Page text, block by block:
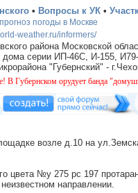
• Вопросы к УК •
погоды в Москве
weather.ru/informers/
района Московской
серии ИП-46С, И-155,
"Губернский" -
орудует банда "домушников"!
возле д.10 на
№у 275 рс 197
направлении.